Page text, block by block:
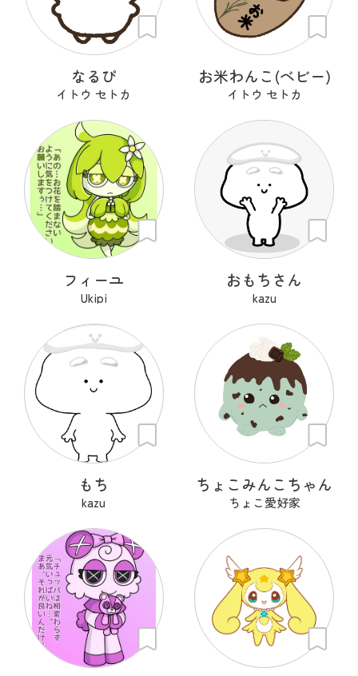
なるぴ
イトウ セトカ
お米わんこ(ベビー)
イトウ セトカ
フィーユ
Ukipi
おもちさん
kazu
もち
kazu
ちょこみんこちゃん
ちょこ愛好家